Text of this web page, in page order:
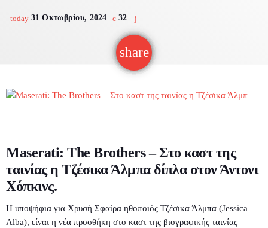
Εκθέσεις
Οδηγός πόλης
Ακόλουθες εκπομπές
today 31 Οκτωβρίου, 2024 32
share
email
Maserati: The Brothers – Στο καστ της
ταινίας η Τζέσικα Άλμπα δίπλα στον Άντονι
Χόπκινς.
Η υποψήφια για Χρυσή Σφαίρα ηθοποιός Τζέσικα Άλμπα (Jessica
Alba), είναι η νέα προσθήκη στο καστ της βιογραφικής ταινίας